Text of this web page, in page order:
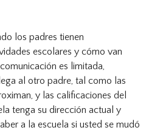
los padres tienen
escolares y cómo van
es limitada,
al otro padre, tal como las
y las calificaciones del
tenga su dirección actual y
a la escuela si usted se mudó